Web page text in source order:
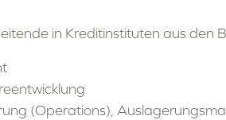
in Kreditinstituten aus den
(Operations),